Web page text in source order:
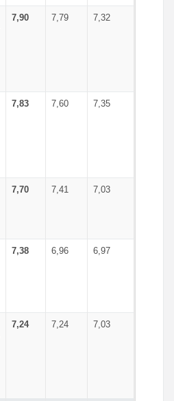
7,90 7,79 7,32
7,83 7,60 7,35
7,70 7,41 7,03
7,38 6,96 6,97
7,24 7,24 7,03